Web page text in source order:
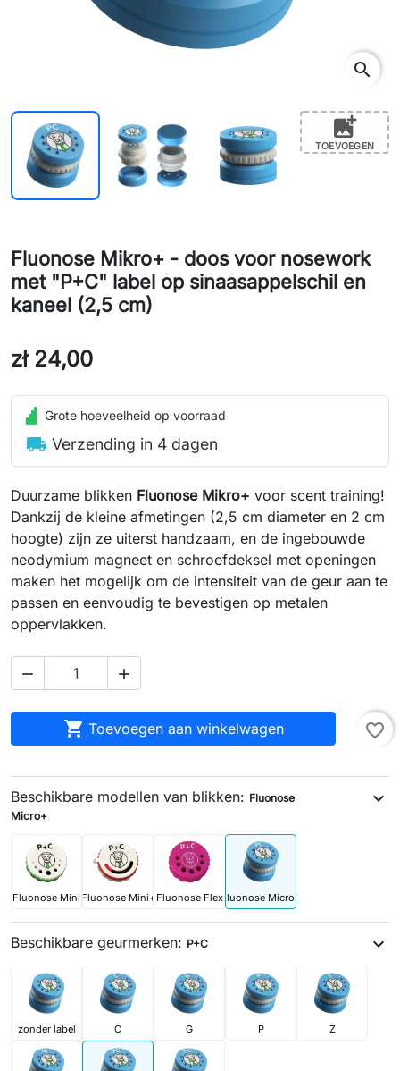
search
add_photo_alternate
TOEVOEGEN
Fluonose Mikro+ - doos voor nosework
met "P+C" label op sinaasappelschil en
kaneel (2,5 cm)
zł 24,00
Grote hoeveelheid op voorraad
local_shipping Verzending in 4 dagen
Duurzame blikken Fluonose Mikro+ voor scent training!
Dankzij de kleine afmetingen (2,5 cm diameter en 2 cm
hoogte) zijn ze uiterst handzaam, en de ingebouwde
neodymium magneet en schroefdeksel met openingen
maken het mogelijk om de intensiteit van de geur aan te
passen en eenvoudig te bevestigen op metalen
oppervlakken.
 
 Toevoegen aan winkelwagen favorite_border
Beschikbare modellen van blikken: Fluonose
Micro+
expand_more
Fluonose Mini Fluonose Mini+ Fluonose FlexFluonose Micro+
Beschikbare geurmerken: P+C expand_more
zonder label C G P Z